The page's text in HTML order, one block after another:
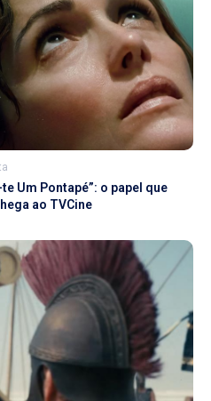
Um Pontapé”: o papel que
ao TVCine